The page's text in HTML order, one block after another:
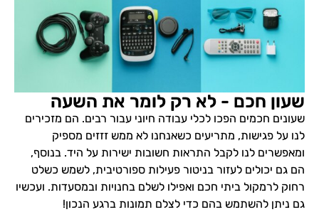
שעון חכם - לא רק לומר את השעה
שעונים חכמים הפכו לכלי עבודה חיוני עבור רבים. הם מזכירים
לנו על פגישות, מתריעים כשאנחנו לא ממש זזזים מספיק
ומאפשרים לנו לקבל התראות חשובות ישירות על היד. בנוסף,
הם גם יכולים לעזור בניטור פעילות ספורטיבית, לשמש כשלט
רחוק לרמקול ביתי חכם ואפילו לשלם בחנויות ובמסעדות. ועכשיו
גם ניתן להשתמש בהם כדי לצלם תמונות ברגע הנכון!